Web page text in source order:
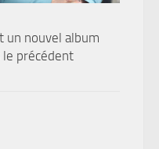
un nouvel album
précédent